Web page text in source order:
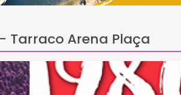
Tarraco Arena Plaça